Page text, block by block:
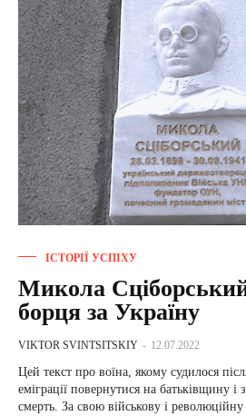
ІСТОРІЇ УСПІХУ
Микола
борця за Україну
VIKTOR SVINTSITSKIY - 12.07.2022
Цей текст про воїна, якому судилося
еміграції повернутися на батьківщину і
смерть. За свою військову і революційну